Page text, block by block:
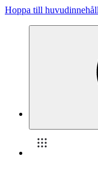
Hoppa till huvudinnehåll